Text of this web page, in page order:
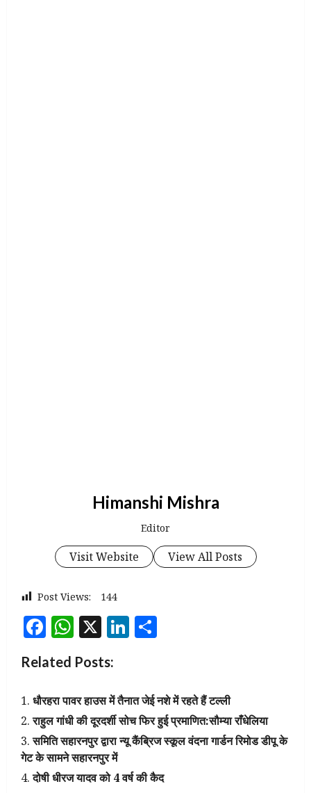
Himanshi Mishra
Editor
Visit Website View All Posts
Post Views: 144
Facebook
WhatsApp
X LinkedIn
Related Posts:
धौरहरा पावर हाउस में तैनात जेई नशे में रहते हैं टल्ली
राहुल गांधी की दूरदर्शी सोच फिर हुई प्रमाणित:सौम्या राँधेलिया
समिति सहारनपुर द्वारा न्यू कैंब्रिज स्कूल वंदना गार्डन रिमोड डीपू के
गेट के सामने सहारनपुर में
दोषी धीरज यादव को 4 वर्ष की कैद